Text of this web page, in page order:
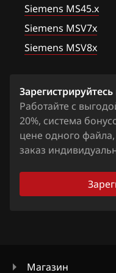
Ford
Forthing
GAC
Geely
Genesis
GMC
Great Wall
Haval
Bosch MG1
Siemens MS42
Siemens MS45.x
Siemens MSD80.x
Siemens MSD85.x
Siemens MSD87.x
Siemens MSV7x
E91 2.0i
F13 650iX 560hp
Siemens MS45.x
Siemens MSV7x
Siemens MSV8x
Работайте с
20%, система
цене одного
заказ
Магазин